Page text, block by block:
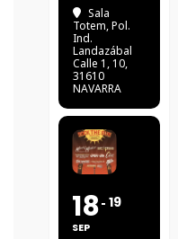
Sala
Totem, Pol.
Ind.
Landazábal
Calle 1, 10,
31610
NAVARRA
18
SEP
19